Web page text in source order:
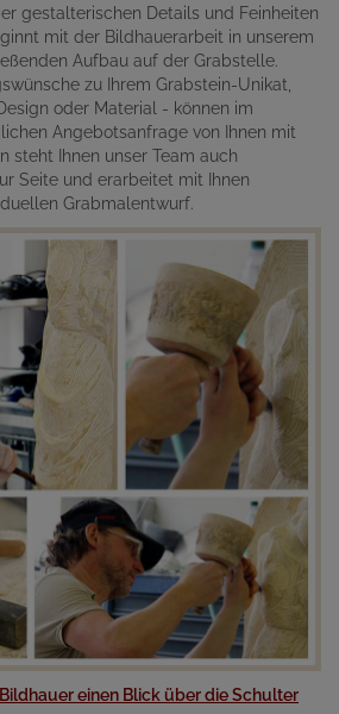
gestalterischen Details und Feinheiten
mit der Bildhauerarbeit in unserem
Aufbau auf der Grabstelle.
zu Ihrem Grabstein-Unikat,
oder Material - können im
Angebotsanfrage von Ihnen mit
steht Ihnen unser Team auch
Seite und erarbeitet mit Ihnen
Grabmalentwurf.
einen Blick über die Schulter